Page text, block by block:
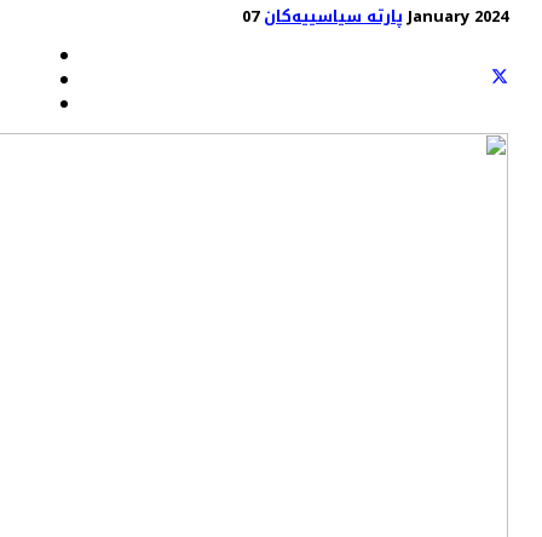
پارتە سیاسییەکان07 January 2024